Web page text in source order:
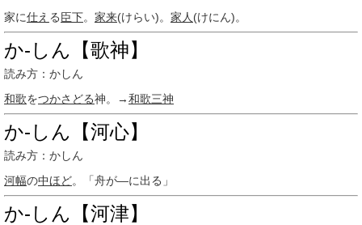
家に仕え る臣下。 家来(けらい)。 家人 (けにん)。
か‐しん【歌神】
読み方：かしん
和歌をつかさどる神。→和歌三神
か‐しん【河心】
読み方：かしん
河幅の中ほど。「舟が―に出る」
か‐しん【河津】